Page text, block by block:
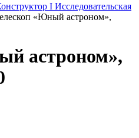
I Исследовательская
«Юный астроном»,
астроном»,